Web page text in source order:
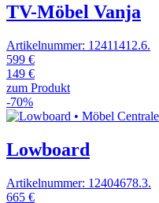
TV-Möbel Vanja
Artikelnummer: 12411412.6.
599 €
149 €
zum Produkt
-70%
Lowboard
Artikelnummer: 12404678.3.
665 €